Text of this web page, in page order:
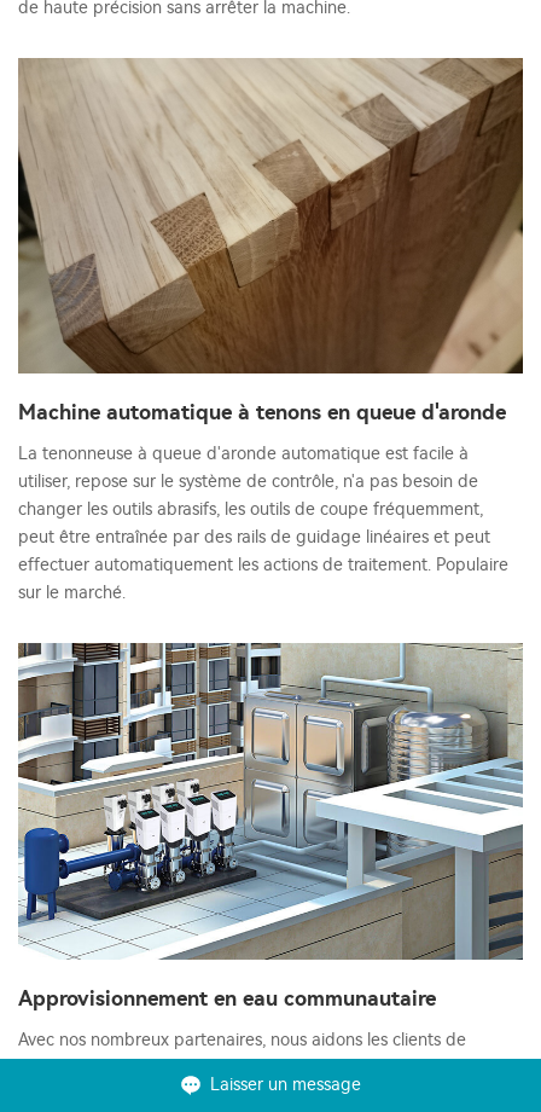
de haute précision sans arrêter la machine.
Machine automatique à tenons en queue d'aronde
La tenonneuse à queue d'aronde automatique est facile à
utiliser, repose sur le système de contrôle, n'a pas besoin de
changer les outils abrasifs, les outils de coupe fréquemment,
peut être entraînée par des rails de guidage linéaires et peut
effectuer automatiquement les actions de traitement. Populaire
sur le marché.
Approvisionnement en eau communautaire
Avec nos nombreux partenaires, nous aidons les clients de
contribuent à la conformité et à la réduction des coûts.
Laisser un message